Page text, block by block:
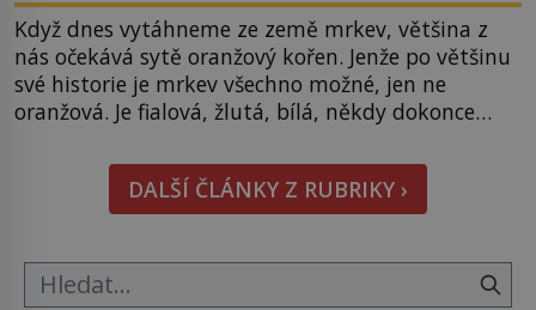
Když dnes vytáhneme ze země mrkev, většina z
nás očekává sytě oranžový kořen. Jenže po většinu
své historie je mrkev všechno možné, jen ne
oranžová. Je fialová, žlutá, bílá, někdy dokonce
šlechtění se z ní stává zelenina, bez které si českou
zahradu ani nedokážeme představit. Její příběh je
DALŠÍ ČLÁNKY Z RUBRIKY ›